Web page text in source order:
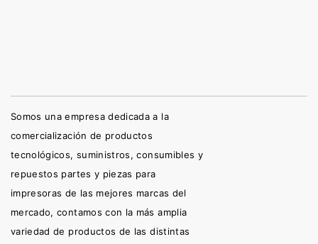
Somos una empresa dedicada a la
comercialización de productos
tecnológicos, suministros, consumibles y
repuestos partes y piezas para
impresoras de las mejores marcas del
mercado, contamos con la más amplia
variedad de productos de las distintas